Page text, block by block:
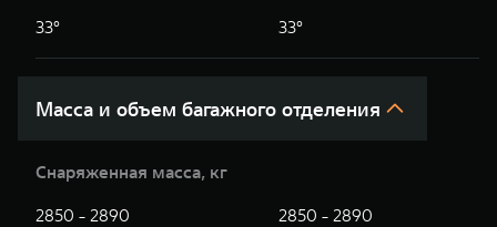
33° 33°
Масса и объем багажного отделения
Снаряженная масса, кг
2850 - 2890 2850 - 2890